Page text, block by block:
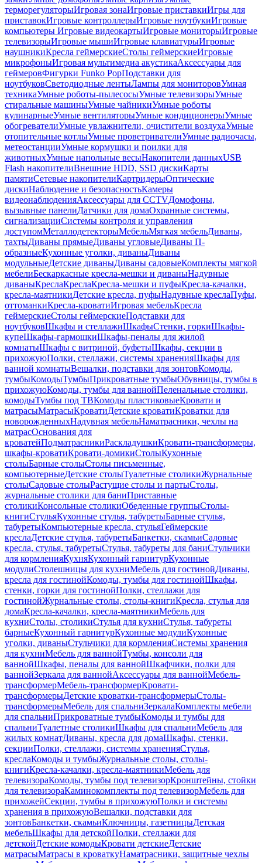
терморегуляторыИгровая зонаИгровые приставкиИгры для
приставокИгровые контроллерыИгровые ноутбукиИгровые
компьютеры Игровые видеокартыИгровые мониторыИгровые
телевизорыИгровые мышиИгровые клавиатурыИгровые
наушникиКресла геймерскиеСтолы геймерскиеИгровые
микрофоныИгровая мультимедиа акустикаАксессуары для
геймеровФигурки Funko PopПодставки для
ноутбуковСветодиодные лентыЛампы для мониторовУмная
техникаУмные роботы-пылесосыУмные телевизорыУмные
стиральные машиныУмные чайникиУмные роботы
кулинарныеУмные вентиляторыУмные кондиционерыУмные
обогревателиУмные увлажнители, очистители воздухаУмные
отопительные котлыУмные проветривателиУмные радиочасы,
метеостанцииУмные кормушки и поилки для
животныхУмные напольные весыНакопители данныхUSB
Flash накопителиВнешние HDD, SSD дискиКарты
памятиСетевые накопителиКартридерыОптические
дискиНаблюдение и безопасностьКамеры
видеонаблюденияАксессуары для CCTVДомофоны,
вызывные панелиДатчики для домаОхранные системы,
сигнализацииСистемы контроля и управления
доступомМеталлодетекторыМебельМягкая мебельДиваны,
тахтыДиваны прямыеДиваны угловыеДиваны П-
образныеКухонные уголки, диваныДиваны
модульныеДетские диваныДиваны садовыеКомплекты мягкой
мебелиБескаркасные кресла-мешки и диваныНадувные
диваныКреслаКреслаКресла-мешки и пуфыКресла-качалки,
кресла-маятникиДетские кресла, пуфыНадувные креслаПуфы,
оттоманкиКресла-кроватиИгровая мебельКресла
геймерскиеСтолы геймерскиеПодставки для
ноутбуковШкафы и стеллажиШкафыСтенки, горкиШкафы-
купеШкафы-гармошкиШкафы-пеналы для жилой
комнатыШкафы с витриной, буфетыШкафы, секции в
прихожуюПолки, стеллажи, системы храненияШкафы для
ванной комнатыВешалки, подставки для зонтовКомоды,
тумбыКомодыТумбыПрикроватные тумбыОбувницы, тумбы в
прихожуюКомоды, тумбы для ваннойПеленальные столики,
комодыТумбы под ТВКомоды пластиковыеКровати и
матрасыМатрасыКроватиДетские кроватиКроватки для
новорожденныхНадувная мебельНаматрасники, чехлы на
матрасОснования для
кроватейПодматрасникиРаскладушкиКровати-трансформеры,
шкафы-кроватиКровати-домикиСтолыКухонные
столыБарные столыСтолы письменные,
компьютерныеДетские столыТуалетные столикиЖурнальные
столыСадовые столыРастущие столы и партыСтолы,
журнальные столики для баниПриставные
столикиКонсольные столикиОбеденные группыСтолы-
книгиСтульяКухонные стулья, табуретыБарные стулья,
табуретыКомпьютерные кресла, стульяГеймерские
креслаДетские стулья, табуретыБанкетки, скамьиСадовые
кресла, стулья, табуретыСтулья, табуреты для баниСтульчики
для кормленияКухняКухонный гарнитурКухонные
модулиСтолешницы для кухниМебель для гостинойДиваны,
кресла для гостинойКомоды, тумбы для гостинойШкафы,
стенки, горки для гостинойПолки, стеллажи для
гостинойЖурнальные столы, столы-книгиКресла, стулья для
домаКресла-качалки, кресла-маятникиМебель для
кухниСтолы, столикиСтулья для кухниСтулья, табуреты
барныеКухонный гарнитурКухонные модулиКухонные
уголки, диваныСтульчики для кормленияСистемы хранения
для кухниМебель для ваннойТумбы, консоли для
ваннойШкафы, пеналы для ваннойШкафчики, полки для
ваннойЗеркала для ваннойАксессуары для ваннойМебель-
трансформерМебель-трансформерКровати-
трансформерыДетские кроватки-трансформерыСтолы-
трансформерыМебель для спальниЗеркалаКомплекты мебели
для спальниПрикроватные тумбыКомоды и тумбы для
спальниТуалетные столикиШкафы для спальниМебель для
жилых комнатДиваны, кресла для домаШкафы, стенки,
секцииПолки, стеллажи, системы храненияСтулья,
креслаКомоды и тумбыЖурнальные столы, столы-
книгиКресла-качалки, кресла-маятникиМебель для
телевизораКомоды, тумбы под телевизорКронштейны, стойки
для телевизораКаминокомплекты под телевизорМебель для
прихожейСекции, тумбы в прихожуюПолки и системы
хранения в прихожуюВешалки, подставки для
зонтовБанкетки, скамьиКлючницы, газетницыДетская
мебельШкафы для детскойПолки, стеллажи для
детскойДетские комодыКровати детскиеДетские
матрасыМатрасы в кроваткуНаматрасники, защитные чехлы